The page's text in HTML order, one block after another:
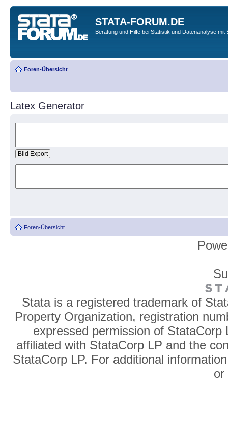
STATA-FORUM.DE
Beratung und Hilfe bei Statistik und Datenanalyse mit
Foren-Übersicht
Latex Generator
Foren-Übersicht
Stata is a registered trademark of
Property Organization, registration
expressed permission of
affiliated with StataCorp LP and the
StataCorp LP. For additional
or